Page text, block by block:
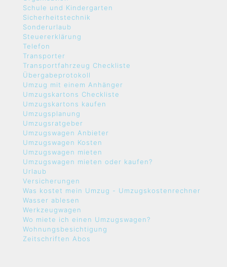
Schule und Kindergarten
Sicherheitstechnik
Sonderurlaub
Steuererklärung
Telefon
Transporter
Transportfahrzeug Checkliste
Übergabeprotokoll
Umzug mit einem Anhänger
Umzugskartons Checkliste
Umzugskartons kaufen
Umzugsplanung
Umzugsratgeber
Umzugswagen Anbieter
Umzugswagen Kosten
Umzugswagen mieten
Umzugswagen mieten oder kaufen?
Urlaub
Versicherungen
Was kostet mein Umzug - Umzugskostenrechner
Wasser ablesen
Werkzeugwagen
Wo miete ich einen Umzugswagen?
Wohnungsbesichtigung
Zeitschriften Abos